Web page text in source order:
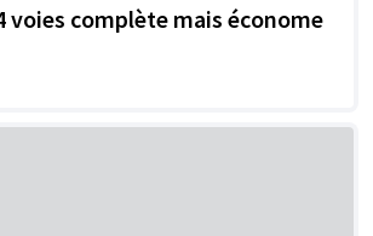
voies complète mais économe